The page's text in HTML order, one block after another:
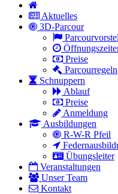
Aktuelles
3D-Parcour
Preise
Parcourregeln
Schnuppern
Ablauf
Preise
Anmeldung
Ausbildungen
R-W-R Pfeil
Übungsleiter
Veranstaltungen
Unser Team
Kontakt